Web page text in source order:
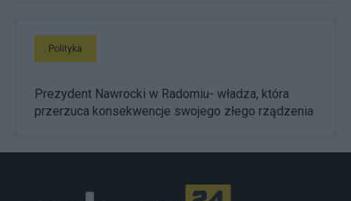
Polityka
Prezydent Nawrocki w Radomiu- władza, która
przerzuca konsekwencje swojego złego rządzenia